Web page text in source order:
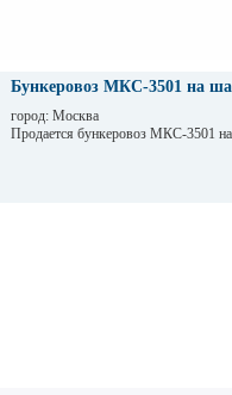
Бункеровоз МКС-3501 на
город: Москва
Продается бункеровоз МКС-3501